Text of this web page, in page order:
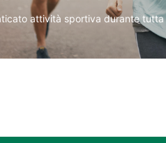
attività sportiva durante